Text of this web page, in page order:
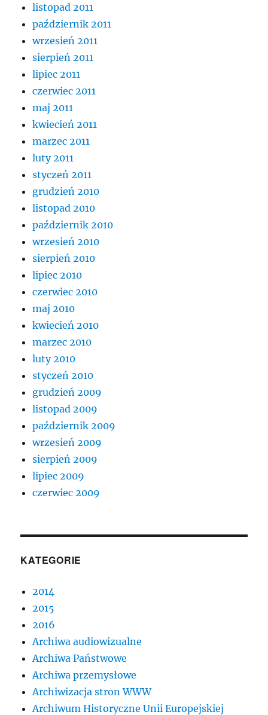
listopad 2011
październik 2011
wrzesień 2011
sierpień 2011
lipiec 2011
czerwiec 2011
maj 2011
kwiecień 2011
marzec 2011
luty 2011
styczeń 2011
grudzień 2010
listopad 2010
październik 2010
wrzesień 2010
sierpień 2010
lipiec 2010
czerwiec 2010
maj 2010
kwiecień 2010
marzec 2010
luty 2010
styczeń 2010
grudzień 2009
listopad 2009
październik 2009
wrzesień 2009
sierpień 2009
lipiec 2009
czerwiec 2009
KATEGORIE
2014
2015
2016
Archiwa audiowizualne
Archiwa Państwowe
Archiwa przemysłowe
Archiwizacja stron WWW
Archiwum Historyczne Unii Europejskiej